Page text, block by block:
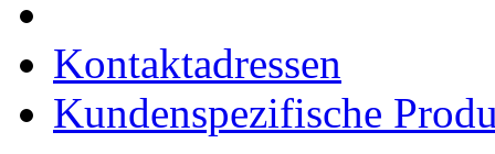
Kontaktadressen
Kundenspezifische